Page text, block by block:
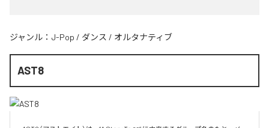
ジャンル： J-Pop / ダンス / オルタナティブ
AST8